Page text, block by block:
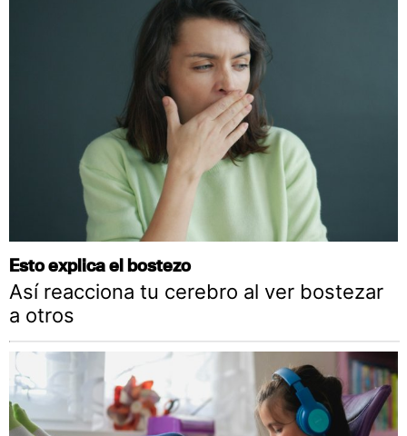
Esto explica el bostezo
Así reacciona tu cerebro al ver bostezar
a otros